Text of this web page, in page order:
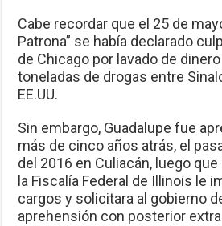
Cabe recordar que el 25 de
Patrona” se había declarado
de Chicago por lavado de
toneladas de drogas entre
EE.UU.
Sin embargo, Guadalupe fue
más de cinco años atrás, el
del 2016 en Culiacán, luego
la Fiscalía Federal de Illinois le
cargos y solicitara al gobierno
aprehensión con posterior